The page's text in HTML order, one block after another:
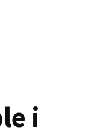
i